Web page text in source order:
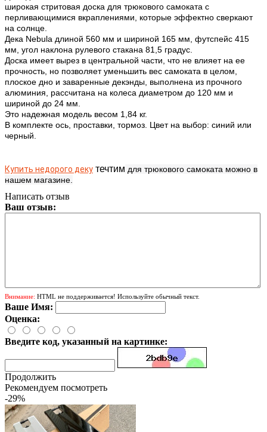
широкая стритовая доска для трюкового самоката с
перливающимися вкраплениями, которые эффектно сверкают
на солнце.
Дека Nebula длиной 560 мм и шириной 165 мм, футспейс 415
мм, угол наклона рулевого стакана 81,5 градус.
Доска имеет вырез в центральной части, что не влияет на ее
прочность, но позволяет уменьшить вес самоката в целом,
плоское дно и заваренные декэнды, выполнена из прочного
алюминия, рассчитана на колеса диаметром до 120 мм и
шириной до 24 мм.
Это надежная модель весом 1,84 кг.
В комплекте ось, проставки, тормоз. Цвет на выбор: синий или
черный.
Купить недорого деку течтим для трюкового самоката можно в
нашем магазине.
Написать отзыв
Ваш отзыв:
Внимание: HTML не поддерживается! Используйте обычный текст.
Ваше Имя:
Оценка:
Введите код, указанный на картинке:
Продолжить
Рекомендуем посмотреть
-29%